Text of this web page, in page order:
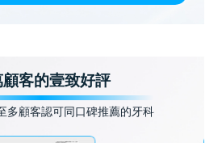
客的壹致好評
多顧客認可同口碑推薦的牙科